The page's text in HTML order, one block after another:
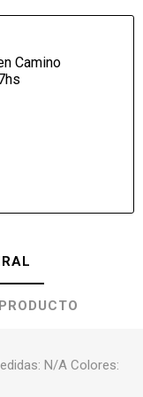
Camino
N/A Colores: